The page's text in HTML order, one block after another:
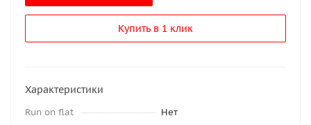
Купить в 1 клик
Характеристики
Run on flat
Нет